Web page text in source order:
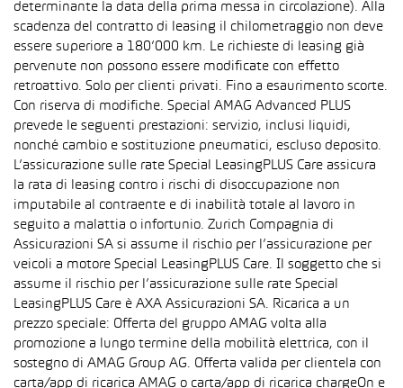
determinante la data della prima messa in circolazione). Alla
scadenza del contratto di leasing il chilometraggio non deve
essere superiore a 180’000 km. Le richieste di leasing già
pervenute non possono essere modificate con effetto
retroattivo. Solo per clienti privati. Fino a esaurimento scorte.
Con riserva di modifiche. Special AMAG Advanced PLUS
prevede le seguenti prestazioni: servizio, inclusi liquidi,
nonché cambio e sostituzione pneumatici, escluso deposito.
L’assicurazione sulle rate Special LeasingPLUS Care assicura
la rata di leasing contro i rischi di disoccupazione non
imputabile al contraente e di inabilità totale al lavoro in
seguito a malattia o infortunio. Zurich Compagnia di
Assicurazioni SA si assume il rischio per l’assicurazione per
veicoli a motore Special LeasingPLUS Care. Il soggetto che si
assume il rischio per l’assicurazione sulle rate Special
LeasingPLUS Care è AXA Assicurazioni SA. Ricarica a un
prezzo speciale: Offerta del gruppo AMAG volta alla
promozione a lungo termine della mobilità elettrica, con il
sostegno di AMAG Group AG. Offerta valida per clientela con
carta/app di ricarica AMAG o carta/app di ricarica chargeOn e